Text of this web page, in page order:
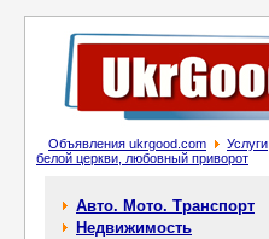
Объявления ukrgood.com Услуги
белой церкви, любовный приворот
Авто. Мото. Транспорт
Недвижимость